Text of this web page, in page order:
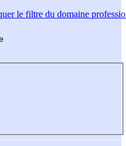
le filtre du domaine